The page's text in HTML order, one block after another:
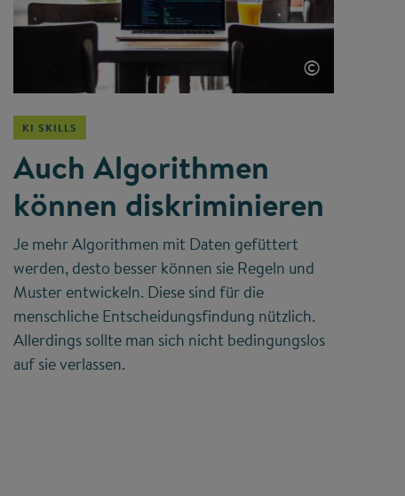
©
KI SKILLS
Auch Algorithmen
können diskriminieren
Je mehr Algorithmen mit Daten gefüttert
werden, desto besser können sie Regeln und
Muster entwickeln. Diese sind für die
menschliche Entscheidungsfindung nützlich.
Allerdings sollte man sich nicht bedingungslos
auf sie verlassen.